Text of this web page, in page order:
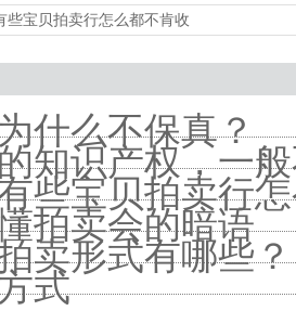
些宝贝拍卖行怎么都不肯收
什么不保真？
知识产权，一
些宝贝拍卖行
拍卖会的暗语
卖形式有哪些？
式